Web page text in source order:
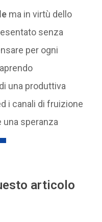
ma in virtù dello
senza
per ogni
una produttiva
i canali di fruizione
una speranza
articolo